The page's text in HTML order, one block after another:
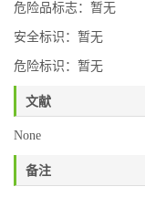
危险品标志：暂无
安全标识：暂无
危险标识：暂无
文献
None
备注